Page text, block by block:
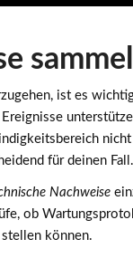
ist es
für deinen Fall.
Nachweise
ob
können.